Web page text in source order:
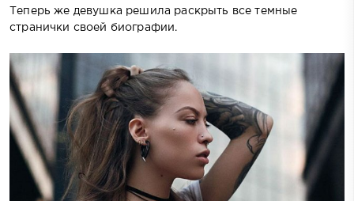
Теперь же девушка решила раскрыть все темные
странички своей биографии.